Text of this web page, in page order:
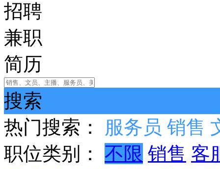
招聘
兼职
简历
搜索
热门搜索：
服务员 销售
职位类别：
不限 销售 客